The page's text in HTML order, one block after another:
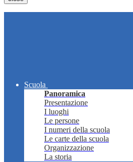
Scuola
Panoramica
Presentazione
I luoghi
Le persone
I numeri della scuola
Le carte della scuola
Organizzazione
La storia